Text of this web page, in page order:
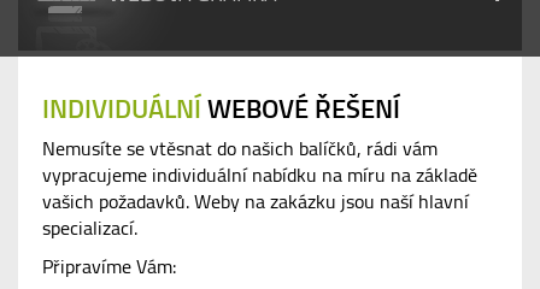
INDIVIDUÁLNÍWEBOVÉ ŘEŠENÍ
Nemusíte se vtěsnat do našich balíčků, rádi vám
vypracujeme individuální nabídku na míru na základě
vašich požadavků. Weby na zakázku jsou naší hlavní
specializací.
Připravíme Vám: